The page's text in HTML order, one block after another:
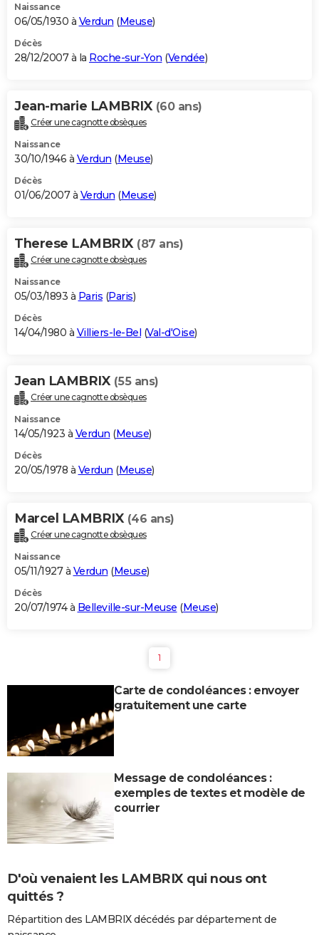
Naissance
06/05/1930 à Verdun (Meuse)
Décès
28/12/2007 à la Roche-sur-Yon (Vendée)
Jean-marie LAMBRIX (60 ans)
Créer une cagnotte obsèques
Naissance
30/10/1946 à Verdun (Meuse)
Décès
01/06/2007 à Verdun (Meuse)
Therese LAMBRIX (87 ans)
Créer une cagnotte obsèques
Naissance
05/03/1893 à Paris (Paris)
Décès
14/04/1980 à Villiers-le-Bel (Val-d'Oise)
Jean LAMBRIX (55 ans)
Créer une cagnotte obsèques
Naissance
14/05/1923 à Verdun (Meuse)
Décès
20/05/1978 à Verdun (Meuse)
Marcel LAMBRIX (46 ans)
Créer une cagnotte obsèques
Naissance
05/11/1927 à Verdun (Meuse)
Décès
20/07/1974 à Belleville-sur-Meuse (Meuse)
1
Carte de condoléances : envoyer
gratuitement une carte
Message de condoléances :
exemples de textes et modèle de
courrier
D'où venaient les LAMBRIX qui nous ont
quittés ?
Répartition des LAMBRIX décédés par département de